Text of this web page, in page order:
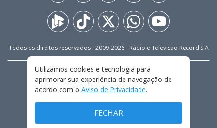
Todos os direitos reservados - 2009-2026- Rádio e Televisão Record S.A
FALE CONOSCO
PRIVACIDADE
TERMOS E CONDIÇÕES DE USO
Utilizamos cookies e tecnologia para
aprimorar sua experiência de navegação de
acordo com o Aviso de Privacidade.
FECHAR